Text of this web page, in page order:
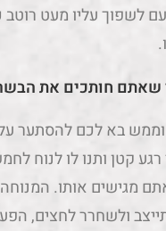
לשפוך עליו מעט
שאתם חותכים את
בא לכם להסתער
רגע קטן ותנו לו לנוח
מגישים אותו. המנוחה
ולשחרר לחצים,